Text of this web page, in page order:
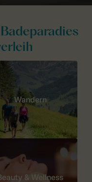
Wandern
& Wellness